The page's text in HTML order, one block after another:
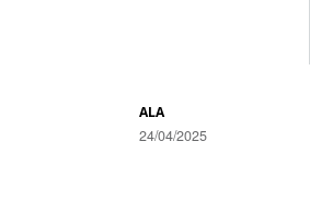
ALA
24/04/2025